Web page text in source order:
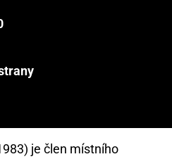
je člen místního